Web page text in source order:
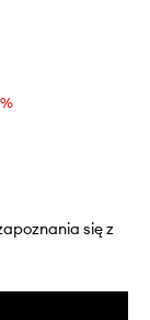
się z